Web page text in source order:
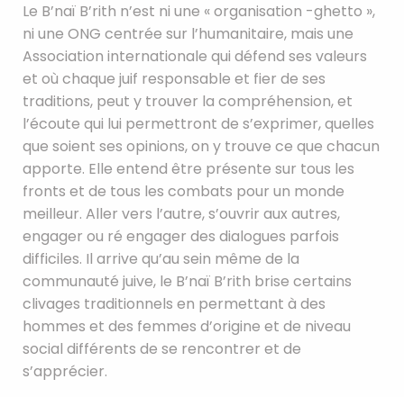
Le B’naï B’rith n’est ni une « organisation -ghetto »,
ni une ONG centrée sur l’humanitaire, mais une
Association internationale qui défend ses valeurs
et où chaque juif responsable et fier de ses
traditions, peut y trouver la compréhension, et
l’écoute qui lui permettront de s’exprimer, quelles
que soient ses opinions, on y trouve ce que chacun
apporte. Elle entend être présente sur tous les
fronts et de tous les combats pour un monde
meilleur. Aller vers l’autre, s’ouvrir aux autres,
engager ou ré engager des dialogues parfois
difficiles. Il arrive qu’au sein même de la
communauté juive, le B’naï B’rith brise certains
clivages traditionnels en permettant à des
hommes et des femmes d’origine et de niveau
social différents de se rencontrer et de
s’apprécier.